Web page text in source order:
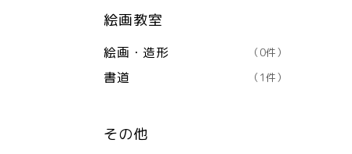
絵画教室
絵画・造形 （0件）
書道 （1件）
その他